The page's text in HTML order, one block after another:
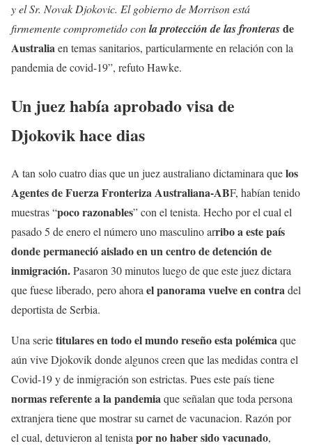
y el Sr. Novak Djokovic. El gobierno de Morrison está
firmemente comprometido conla protección de las fronterasde
Australiaen temas sanitarios, particularmente en relación con la
pandemia de covid-19”, refuto Hawke.
Un juez había aprobado visa de
Djokovik hace dias
A tan solo cuatro dias que un juez australiano dictaminara quelos
Agentes de Fuerza Fronteriza Australiana-ABF, habían tenido
muestras “poco razonables” con el tenista. Hecho por el cual el
pasado 5 de enero el número uno masculino arribo a este país
donde permaneció aislado en un centro de detención de
inmigración.Pasaron 30 minutos luego de que este juez dictara
que fuese liberado, pero ahora el panorama vuelve en contra del
deportista de Serbia.
Una serietitulares en todo el mundo reseño esta polémica que
aún vive Djokovik donde algunos creen que las medidas contra el
Covid-19 y de inmigración son estrictas. Pues este país tiene
normas referente a la pandemia que señalan que toda persona
extranjera tiene que mostrar su carnet de vacunacion. Razón por
el cual, detuvieron al tenista por no haber sido vacunado,